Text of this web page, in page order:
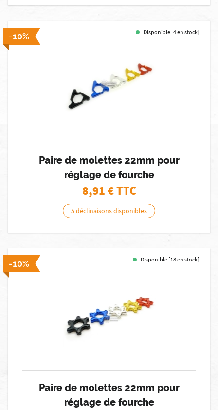
-10% Disponible [4 en stock]
Paire de molettes 22mm pour
réglage de fourche
8,91€ TTC
5 déclinaisons disponibles
-10% Disponible [18 en stock]
Paire de molettes 22mm pour
réglage de fourche